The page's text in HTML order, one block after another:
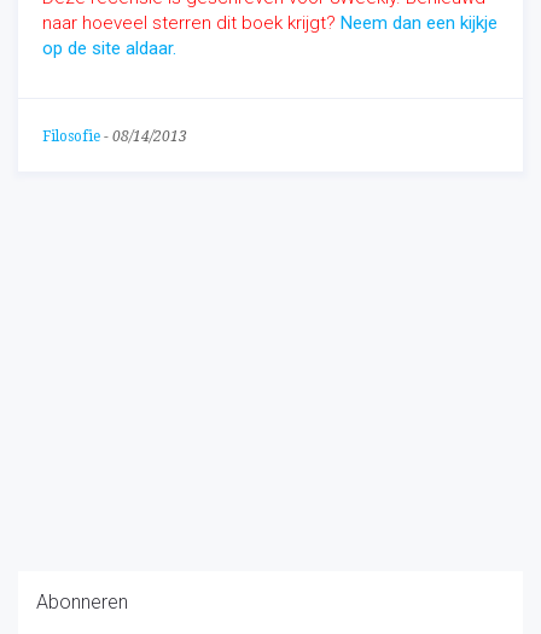
naar hoeveel sterren dit boek krijgt? Neem dan een kijkje
op de site aldaar.
Filosofie - 08/14/2013
Abonneren